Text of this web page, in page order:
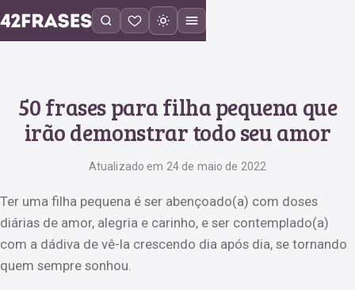
50 frases para filha pequena que
irão demonstrar todo seu amor
Atualizado em 24 de maio de 2022
Ter uma filha pequena é ser abençoado(a) com doses
diárias de amor, alegria e carinho, e ser contemplado(a)
com a dádiva de vê-la crescendo dia após dia, se tornando
quem sempre sonhou.